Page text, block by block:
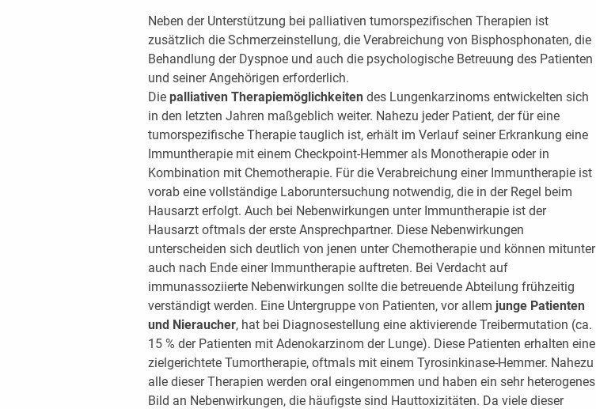
Neben der Unterstützung bei palliativen tumorspezifischen Therapien ist
zusätzlich die Schmerzeinstellung, die Verabreichung von Bisphosphonaten, die
Behandlung der Dyspnoe und auch die psychologische Betreuung des Patienten
und seiner Angehörigen erforderlich.
Diepalliativen Therapiemöglichkeitendes Lungenkarzinoms entwickelten sich
in den letzten Jahren maßgeblich weiter. Nahezu jeder Patient, der für eine
tumorspezifische Therapie tauglich ist, erhält im Verlauf seiner Erkrankung eine
Immuntherapie mit einem Checkpoint-Hemmer als Monotherapie oder in
Kombination mit Chemotherapie. Für die Verabreichung einer Immuntherapie ist
vorab eine vollständige Laboruntersuchung notwendig, die in der Regel beim
Hausarzt erfolgt. Auch bei Nebenwirkungen unter Immuntherapie ist der
Hausarzt oftmals der erste Ansprechpartner. Diese Nebenwirkungen
unterscheiden sich deutlich von jenen unter Chemotherapie und können mitunter
auch nach Ende einer Immuntherapie auftreten. Bei Verdacht auf
immunassoziierte Nebenwirkungen sollte die betreuende Abteilung frühzeitig
verständigt werden. Eine Untergruppe von Patienten, vor allem junge Patienten
und Nieraucher, hat bei Diagnosestellung eine aktivierende Treibermutation (ca.
15 % der Patienten mit Adenokarzinom der Lunge). Diese Patienten erhalten eine
zielgerichtete Tumortherapie, oftmals mit einem Tyrosinkinase-Hemmer. Nahezu
alle dieser Therapien werden oral eingenommen und haben ein sehr heterogenes
Bild an Nebenwirkungen, die häufigste sind Hauttoxizitäten. Da viele dieser